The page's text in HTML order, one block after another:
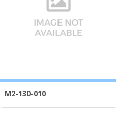
Μ2-130-010